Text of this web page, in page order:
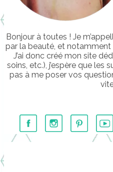
Bonjour à toutes ! Je
par la beauté, et
J’ai donc créé mon site
soins, etc.), j’espère que les
pas à me poser vos